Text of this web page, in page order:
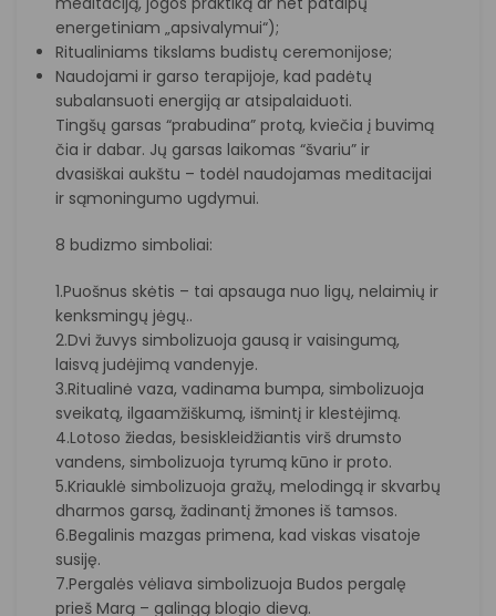
energetiniam „apsivalymui“);
Ritualiniams tikslams budistų ceremonijose;
Naudojami ir garso terapijoje, kad padėtų
subalansuoti energiją ar atsipalaiduoti.
Tingšų garsas “prabudina” protą, kviečia į buvimą
čia ir dabar. Jų garsas laikomas “švariu” ir
dvasiškai aukštu – todėl naudojamas meditacijai
ir sąmoningumo ugdymui.
8 budizmo simboliai:
1.Puošnus skėtis – tai apsauga nuo ligų, nelaimių ir
kenksmingų jėgų..
2.Dvi žuvys simbolizuoja gausą ir vaisingumą,
laisvą judėjimą vandenyje.
3.Ritualinė vaza, vadinama bumpa, simbolizuoja
sveikatą, ilgaamžiškumą, išmintį ir klestėjimą.
4.Lotoso žiedas, besiskleidžiantis virš drumsto
vandens, simbolizuoja tyrumą kūno ir proto.
5.Kriauklė simbolizuoja gražų, melodingą ir skvarbų
dharmos garsą, žadinantį žmones iš tamsos.
6.Begalinis mazgas primena, kad viskas visatoje
susiję.
7.Pergalės vėliava simbolizuoja Budos pergalę
prieš Marą – galingą blogio dievą.